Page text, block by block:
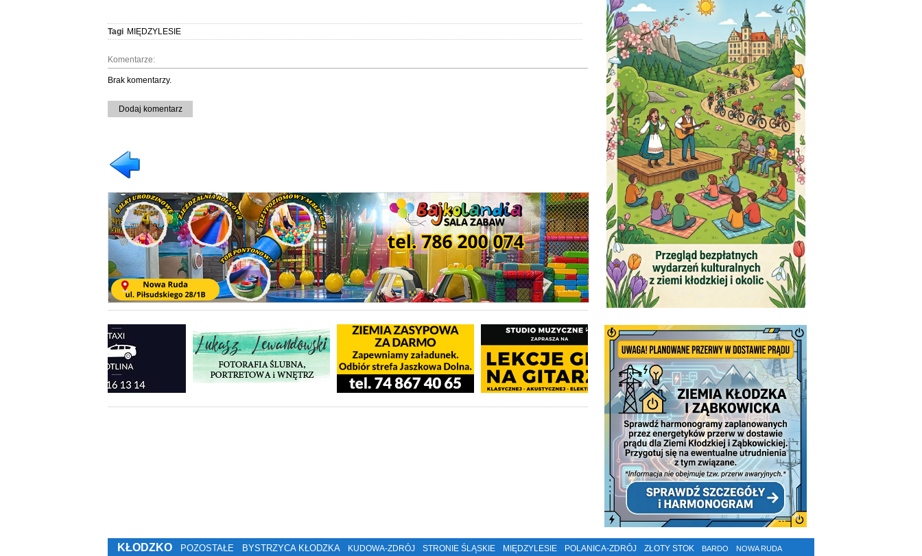
Tagi MIĘDZYLESIE
Komentarze:
Brak komentarzy.
Dodaj komentarz
KŁODZKO POZOSTAŁE BYSTRZYCA KŁODZKA KUDOWA-ZDRÓJ STRONIE ŚLĄSKIE MIĘDZYLESIE POLANICA-ZDRÓJ ZŁOTY STOK BARDO NOWA RUDA